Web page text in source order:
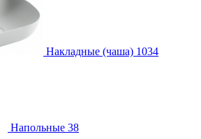
Накладные (чаша) 1034
Напольные 38